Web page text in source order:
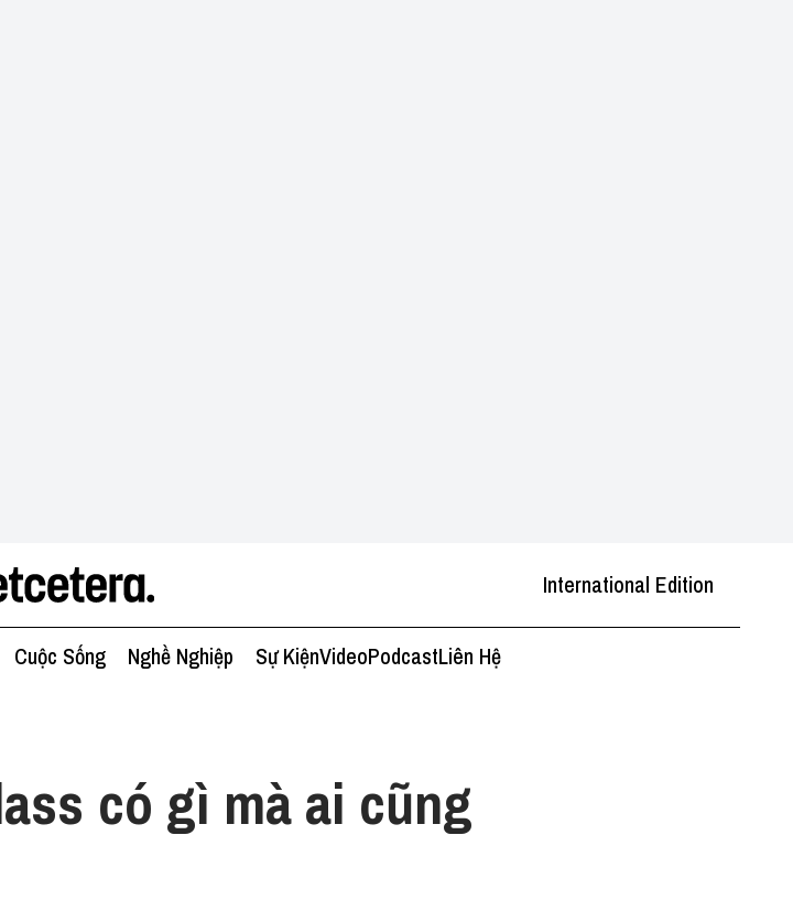
International Edition
Cuộc Sống Nghề Nghiệp Sự KiệnVideoPodcastLiên Hệ
có gì mà ai cũng